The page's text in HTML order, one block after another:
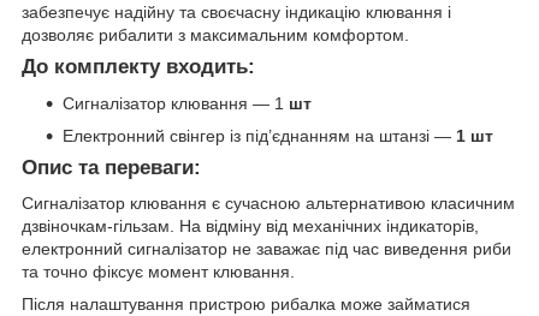
забезпечує надійну та своєчасну індикацію клювання і
дозволяє рибалити з максимальним комфортом.
До комплекту входить:
Сигналізатор клювання — 1 шт
Електронний свінгер із під’єднанням на штанзі — 1 шт
Опис та переваги:
Сигналізатор клювання є сучасною альтернативою класичним
дзвіночкам-гільзам. На відміну від механічних індикаторів,
електронний сигналізатор не заважає під час виведення риби
та точно фіксує момент клювання.
Після налаштування пристрою рибалка може займатися